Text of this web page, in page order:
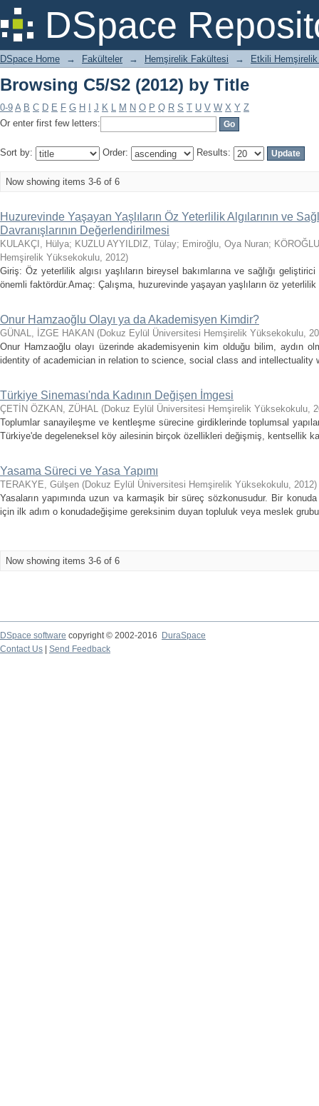
DSpace
Browsing C5/S2 (2012) by Title
DSpace Home → Fakülteler → Hemşirelik Fakültesi → Etkili
Browsing C5/S2 (2012) by Title
0-9 A B C D E F G H J K L M N O P Q R S T U V W X Y Z
Or enter first few letters:
Sort by: Order: Results:
Now showing items 3-6 of 6
Huzurevinde Yaşayan Yaşlıların Öz Yeterlilik Algılarının ve
Davranışlarının Değerlendirilmesi
KULAKÇI, Hülya; KUZLU AYYILDIZ, Tülay; Emiroğlu, Oya Nuran;
Hemşirelik Yüksekokulu, 2012)
Giriş: Öz yeterlilik algısı yaşlıların bireysel bakımlarına ve sağlığı
önemli faktördür.Amaç: Çalışma, huzurevinde yaşayan yaşlıların öz yeterlilik
Onur Hamzaoğlu Olayı ya da Akademisyen Kimdir?
GÜNAL, İZGE HAKAN (Dokuz Eylül Üniversitesi Hemşirelik Yüksekokulu,
Onur Hamzaoğlu olayı üzerinde akademisyenin kim olduğu bilim, aydın
identity of academician in relation to science, social class and intellectuality
Türkiye Sineması'nda Kadının Değişen İmgesi
ÇETİN ÖZKAN, ZÜHAL (Dokuz Eylül Üniversitesi Hemşirelik Yüksekokulu,
Toplumlar sanayileşme ve kentleşme sürecine girdiklerinde toplumsal
Türkiye'de degeleneksel köy ailesinin birçok özellikleri değişmiş, kentsellik
Yasama Süreci ve Yasa Yapımı
TERAKYE, Gülşen (Dokuz Eylül Üniversitesi Hemşirelik Yüksekokulu, 2012)
Yasaların yapımında uzun va karmaşik bir süreç sözkonusudur. Bir
için ilk adım o konudadeğişime gereksinim duyan topluluk veya meslek
Now showing items 3-6 of 6
DSpace software copyright © 2002-2016
DuraSpace
Contact Us
Send Feedback